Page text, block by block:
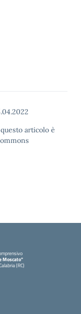
articolo è
Moscato"
(RC)
pagina iniziale della scuola